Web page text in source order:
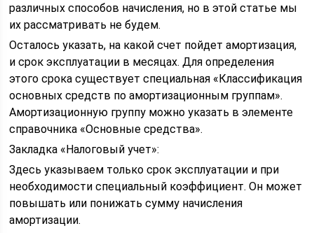
различных способов начисления, но в этой статье мы
их рассматривать не будем.
Осталось указать, на какой счет пойдет амортизация,
и срок эксплуатации в месяцах. Для определения
этого срока существует специальная «Классификация
основных средств по амортизационным группам».
Амортизационную группу можно указать в элементе
справочника «Основные средства».
Закладка «Налоговый учет»:
Здесь указываем только срок эксплуатации и при
необходимости специальный коэффициент. Он может
повышать или понижать сумму начисления
амортизации.